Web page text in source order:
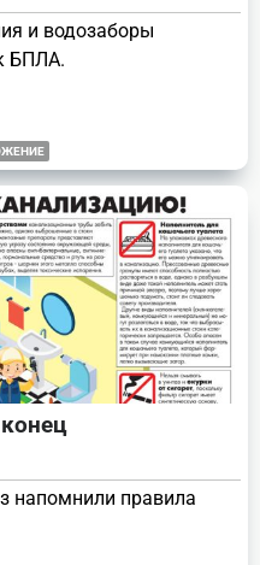
и водозаборы
БПЛА.
напомнили правила